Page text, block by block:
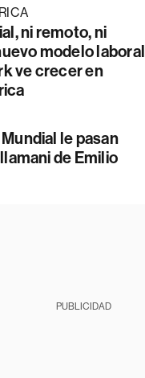
ni remoto, ni
modelo laboral
ve crecer en
le pasan
de Emilio
PUBLICIDAD